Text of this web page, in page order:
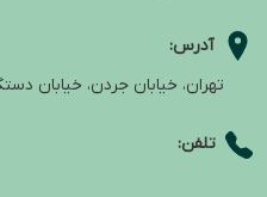
آدرس:
تهران، خیابان جردن، خیابان دستگردی
تلفن: